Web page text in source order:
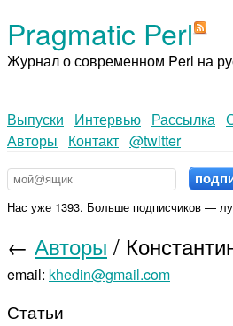
Pragmatic Perl
Журнал о современном Perl на
Выпуски Интервью Рассылка
Авторы
Контакт @twitter
Нас уже 1393. Больше подписчиков —
← Авторы /
email: khedin@gmail.com
Статьи